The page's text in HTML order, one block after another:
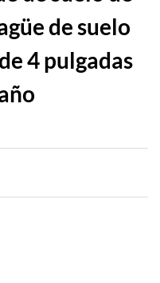
de suelo
4 pulgadas